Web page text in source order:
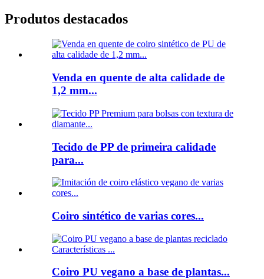
Produtos destacados
Venda en quente de alta calidade de
1,2 mm...
Tecido de PP de primeira calidade
para...
Coiro sintético de varias cores...
Coiro PU vegano a base de plantas...